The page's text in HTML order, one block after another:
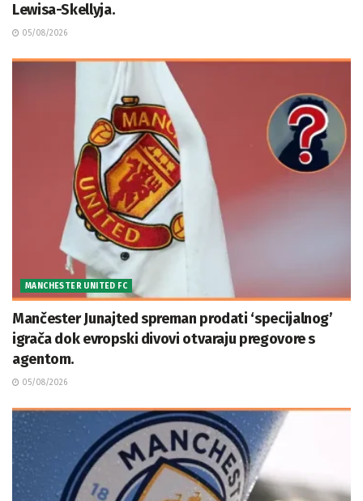
Lewisa-Skellyja.
05/08/2026
MANCHESTER UNITED FC
Mančester Junajted spreman prodati ‘specijalnog’
igrača dok evropski divovi otvaraju pregovore s
agentom.
05/08/2026